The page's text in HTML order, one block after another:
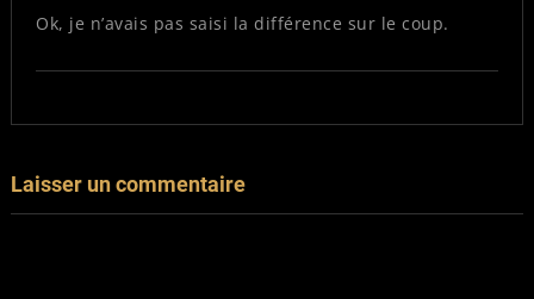
Ok, je n’avais pas saisi la différence sur le coup.
Laisser un commentaire